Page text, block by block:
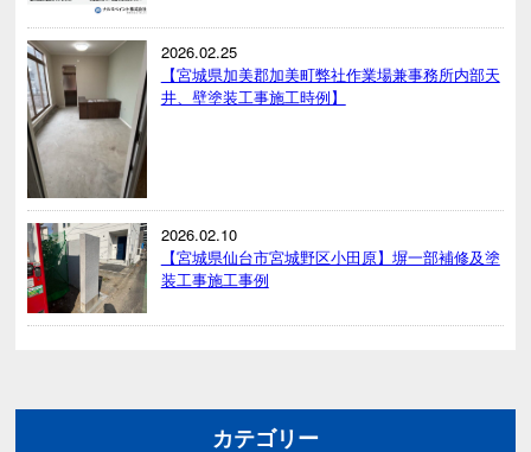
2026.02.25
【宮城県加美郡加美町弊社作業場兼事務所内部天
井、壁塗装工事施工時例】
2026.02.10
【宮城県仙台市宮城野区小田原】塀一部補修及塗
装工事施工事例
カテゴリー